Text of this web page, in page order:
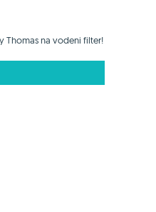
Thomas na vodeni filter!